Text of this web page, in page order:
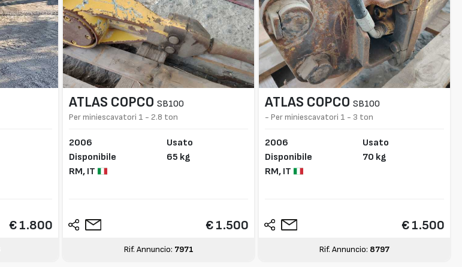
€ 1.800
ATLAS COPCO SB100
Per miniescavatori 1 - 2.8 ton
2006
Disponibile
RM, IT
Usato
65 kg
€ 1.500
Rif. Annuncio: 7971
ATLAS COPCO SB100
- Per miniescavatori 1 - 3 ton
2006
Disponibile
RM, IT
Usato
70 kg
€ 1.500
Rif. Annuncio: 8797